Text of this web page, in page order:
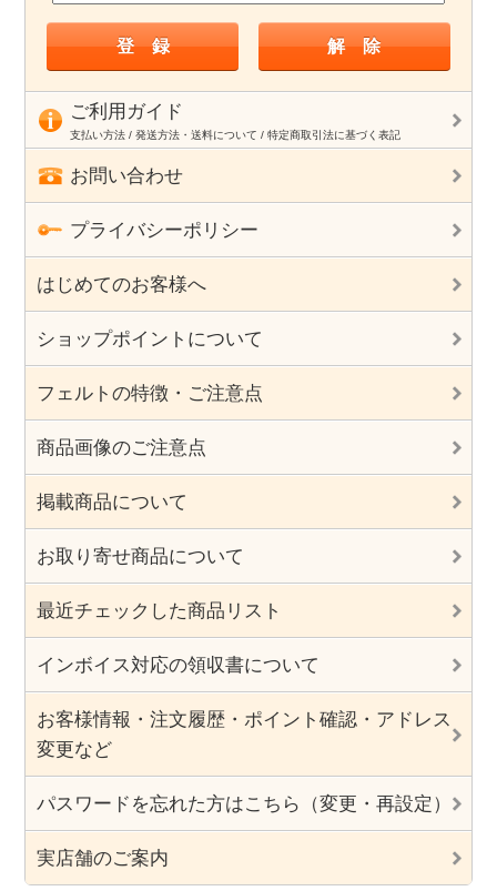
ご利用ガイド
支払い方法 / 発送方法・送料について / 特定商取引法に基づく表記
お問い合わせ
プライバシーポリシー
はじめてのお客様へ
ショップポイントについて
フェルトの特徴・ご注意点
商品画像のご注意点
掲載商品について
お取り寄せ商品について
最近チェックした商品リスト
インボイス対応の領収書について
お客様情報・注文履歴・ポイント確認・アドレス
変更など
パスワードを忘れた方はこちら（変更・再設定）
実店舗のご案内